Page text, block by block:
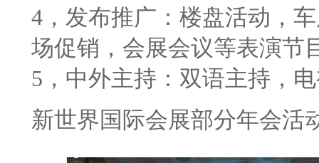
4 ，发布推广：楼盘活动，
场促销，会展会议等表演节
5 ，中外主持：双语主持，
新世界国际会展部分年会活